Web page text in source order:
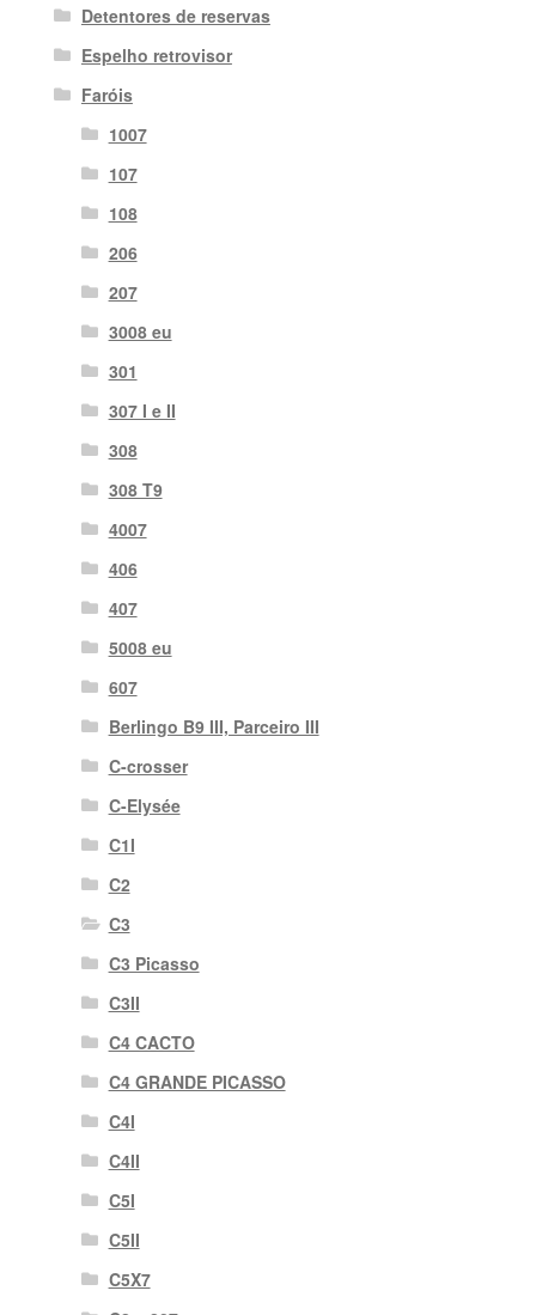
Detentores de reservas
Espelho retrovisor
Faróis
1007
107
108
206
207
3008 eu
301
307 I e II
308
308 T9
4007
406
407
5008 eu
607
Berlingo B9 III, Parceiro III
C-crosser
C-Elysée
C1I
C2
C3
C3 Picasso
C3II
C4 CACTO
C4 GRANDE PICASSO
C4I
C4II
C5I
C5II
C5X7